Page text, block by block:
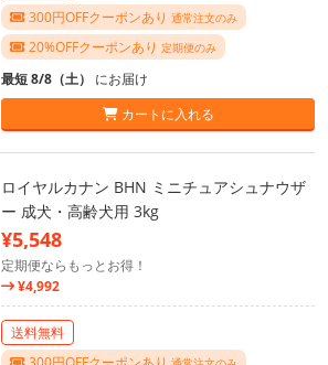
300円OFFクーポンあり 通常注文のみ
20%OFFクーポンあり 定期便のみ
最短 8/8（土） にお届け
カートに入れる
ロイヤルカナン BHN ミニチュアシュナウザ
ー 成犬・高齢犬用 3kg
¥5,548
定期便ならもっとお得！
¥4,992
送料無料